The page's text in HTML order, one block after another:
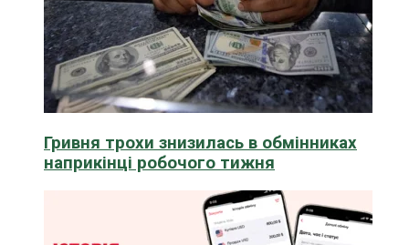
Гривня трохи знизилась в обмінниках
наприкінці робочого тижня